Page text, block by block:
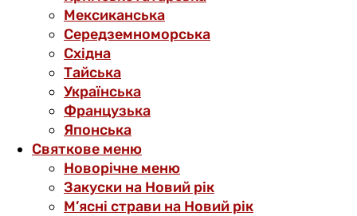
Мексиканська
Середземноморська
Східна
Тайська
Українська
Французька
Японська
Святкове меню
Новорічне меню
Закуски на Новий рік
М’ясні страви на Новий рік